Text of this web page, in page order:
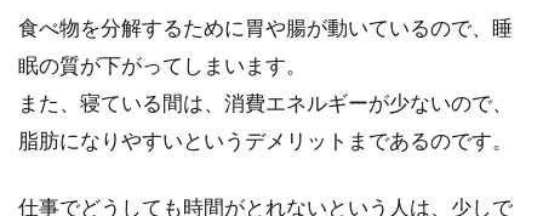
食べ物を分解するために胃や腸が動いているので、睡
眠の質が下がってしまいます。
また、寝ている間は、消費エネルギーが少ないので、
脂肪になりやすいというデメリットまであるのです。
仕事でどうしても時間がとれないという人は、少しで